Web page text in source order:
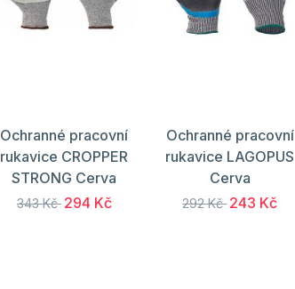
Ochranné pracovní
rukavice CROPPER
STRONG Cerva
343 Kč 294 Kč
Ochranné pracovní
rukavice LAGOPUS
Cerva
292 Kč 243 Kč